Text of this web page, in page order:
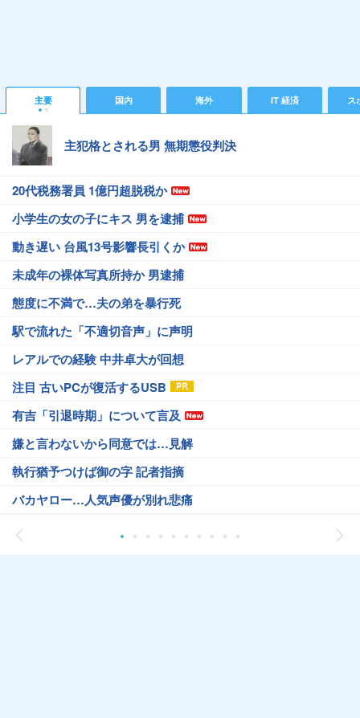
主要 国内 海外 IT 経済 ス
主犯格とされる男 無期懲役判決
20代税務署員 1億円超脱税か
小学生の女の子にキス 男を逮捕
動き遅い 台風13号影響長引くか
未成年の裸体写真所持か 男逮捕
態度に不満で…夫の弟を暴行死
駅で流れた「不適切音声」に声明
レアルでの経験 中井卓大が回想
注目 古いPCが復活するUSB
有吉「引退時期」について言及
嫌と言わないから同意では…見解
執行猶予つけば御の字 記者指摘
バカヤロー…人気声優が別れ悲痛